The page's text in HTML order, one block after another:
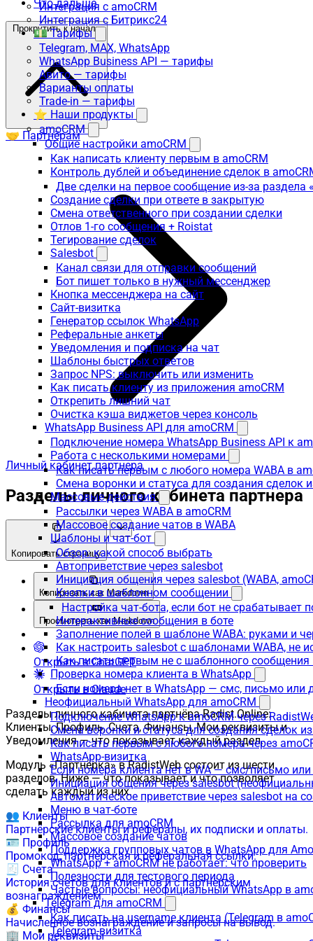
Интеграция с amoCRM
Интеграция с Битрикс24
💵 Тарифы
Telegram, MAX, WhatsApp
WhatsApp Business API — тарифы
Авито — тарифы
Варианты оплаты
Trade-in — тарифы
⭐ Наши продукты
amoCRM
Общие настройки amoCRM
Как написать клиенту первым в amoCRM
Контроль дублей и объединение сделок в
Две сделки на первое сообщение из-за раздела
Создание сделки при ответе в закрытую
Смена ответственного при создании сделки
Отлов 1-го сообщения + Roistat
Тегирование сделок
Salesbot
Канал связи для отправки сообщений
Бот пишет только в нужный мессенджер
Кнопка мессенджера на сайт
Сайт-визитка
Генератор ссылок WhatsApp
Реферальные анкеты
Уведомления и подписка на чат
Шаблоны быстрых ответов
Запрос NPS: выключить или изменить
Как писать клиенту из приложения amoCRM
Открепить лишний чат
Очистка кэша виджетов через консоль
WhatsApp Business API для amoCRM
Подключение номера WhatsApp Business API к
Работа с несколькими номерами
Как писать первым с любого номера WABA в
Смена воронки и статуса для создания сделок
Массовые действия
Рассылки через WABA в amoCRM
Массовое создание чатов в WABA
Шаблоны и чат-бот
Обзор: какой способ выбрать
Автоприветствие через salesbot
Инициация общения через salesbot (WABA,
Кнопки в шаблонном сообщении
Настройка чат-бота, если бот не срабатывает
Интерактивные сообщения в боте
Заполнение полей в шаблоне WABA: руками и
Как настроить salesbot с шаблонами WABA, не
Как писать первым не с шаблонного сообщения
Проверка номера клиента в WhatsApp
Если номера нет в WhatsApp — смс, письмо или
Неофициальный WhatsApp для amoCRM
Подключение WhatsApp к amoCRM через
Смена воронки и статуса для создания сделок
Как писать первым с любого номера через
WhatsApp-визитка
Если номера клиента нет в WA — смс/письмо
Инициация общения через salesbot
Автоматическое приветствие через salesbot на
Меню в чат-боте
Рассылка для amoCRM
Массовое создание чатов
Поддержка групповых чатов в WhatsApp для
WhatsApp + amoCRM не работает: что проверить
Полезности для тестового периода
Частые вопросы: неофициальный WhatsApp в
Telegram для amoCRM
Как писать на username клиента (Telegram в
Telegram-визитка
Что дальше
Прокрутить к началу
🤝 Партнёрам
Личный кабинет партнера
Разделы личного кабинета партнера
Копировать страницу
Копировать как Markdown
Просмотреть как Markdown
Открыть в ChatGPT
Открыть в Claude
Разделы личного кабинета партнёра Radist.Online:
Клиенты, Профиль, Счета, Финансы, Мои реквизиты и
Уведомления — что показывает каждый раздел.
Модуль «Партнёрка» в RadistWeb состоит из шести
разделов. Ниже — что показывает и что позволяет
сделать каждый из них.
👥 Клиенты
Партнёрские клиенты и рефералы, их подписки и оплаты.
🪪 Профиль
Промокод, партнёрская и реферальная ссылки.
🧾 Счета
История счетов для клиентов и с партнёрским
вознаграждением.
💰 Финансы
Начисленное вознаграждение и запросы на вывод.
🏢 Мои реквизиты